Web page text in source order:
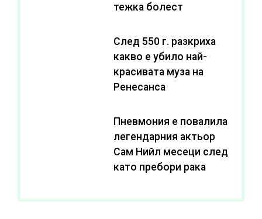
тежка болест
След 550 г. разкриха
какво е убило най-
красивата муза на
Ренесанса
Пневмония е повалила
легендарния актьор
Сам Нийл месеци след
като пребори рака